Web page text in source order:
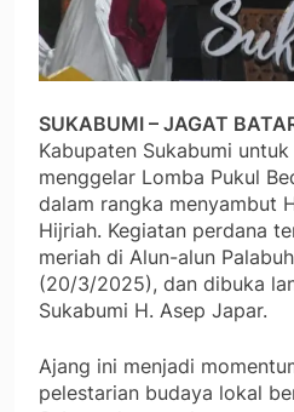
SUKABUMI – JAGAT
Kabupaten Sukabumi
menggelar Lomba Pukul
dalam rangka menyambut
Hijriah. Kegiatan perdana
meriah di Alun-alun
(20/3/2025), dan dibuka
Sukabumi H. Asep Japar.
Ajang ini menjadi
pelestarian budaya lokal